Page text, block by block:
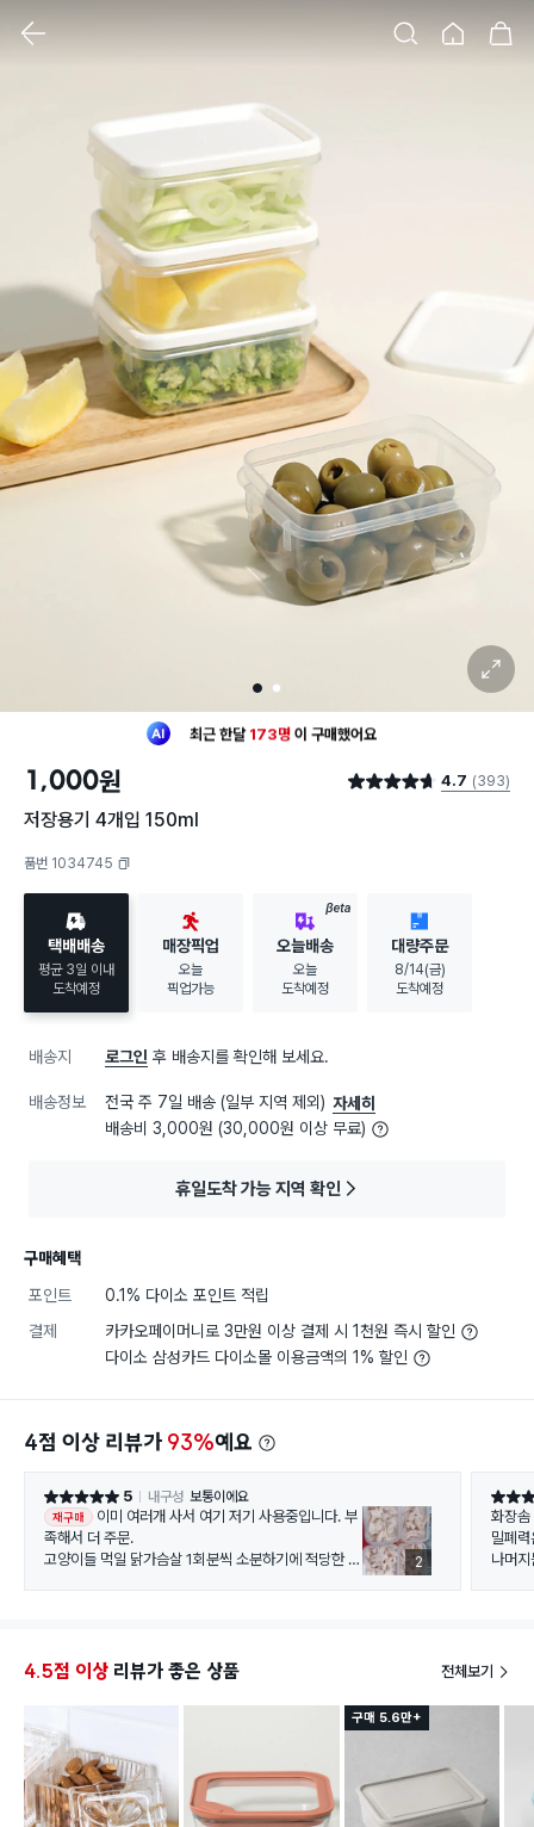
1 2
확대 보기
최근 한달 173명 이 구매했어요
구매했어요
1,000원 별점 4.7점 4.7 (393)
저장용기 4개입 150ml
품번 1034745
택배배송
평균 3일 이내
도착예정
매장픽업
오늘
픽업가능
BETA
오늘배송
오늘
도착예정
대량주문
8/14(금)
도착예정
배송지 로그인 후 배송지를 확인해 보세요.
배송정보 전국 주 7일 배송 (일부 지역 제외) 자세히
배송비 3,000원 (30,000원 이상 무료)
휴일도착 가능 지역 확인
구매혜택
포인트
0.1% 다이소 포인트 적립
결제
카카오페이머니로 3만원 이상 결제 시 1천원 즉시 할인
다이소 삼성카드 다이소몰 이용금액의 1% 할인
4점 이상 리뷰가 93%예요
별점 5점 5 내구성 보통이에요
재구매
이미 여러개 사서 여기 저기 사용중입니다. 부
족해서 더 주문.
고양이들 먹일 닭가슴살 1회분씩 소분하기에 적당한 사
2
별점 5
화장
밀폐
나머
4.5점 이상 리뷰가 좋은 상품 전체보기
구매 5.6만+